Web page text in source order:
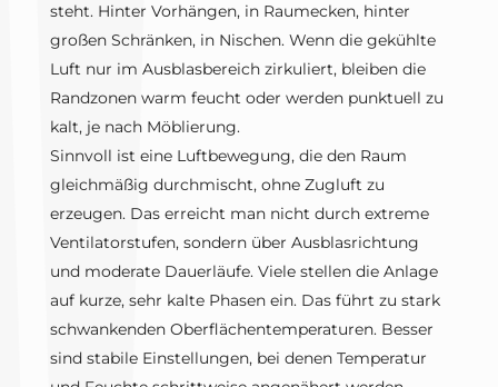
steht. Hinter Vorhängen, in Raumecken, hinter
großen Schränken, in Nischen. Wenn die gekühlte
Luft nur im Ausblasbereich zirkuliert, bleiben die
Randzonen warm feucht oder werden punktuell zu
kalt, je nach Möblierung.
Sinnvoll ist eine Luftbewegung, die den Raum
gleichmäßig durchmischt, ohne Zugluft zu
erzeugen. Das erreicht man nicht durch extreme
Ventilatorstufen, sondern über Ausblasrichtung
und moderate Dauerläufe. Viele stellen die Anlage
auf kurze, sehr kalte Phasen ein. Das führt zu stark
schwankenden Oberflächentemperaturen. Besser
sind stabile Einstellungen, bei denen Temperatur